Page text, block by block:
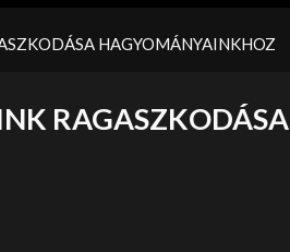
HAGYOMÁNYAINKHOZ
RAGASZKODÁSA